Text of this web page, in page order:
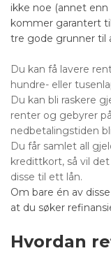
ikke noe (annet
kommer garantert
tre gode grunner til
Du kan få lavere
hundre- eller
Du kan bli raskere
renter og gebyrer
nedbetalingstiden
Du får samlet all
kredittkort, så vil
disse til ett lån.
Om bare én av
at du søker
Hvordan